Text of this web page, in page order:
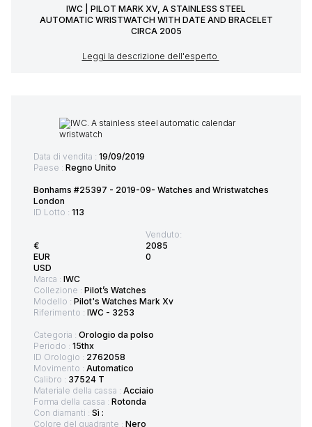
IWC | PILOT MARK XV, A STAINLESS STEEL
AUTOMATIC WRISTWATCH WITH DATE AND BRACELET
CIRCA 2005
Leggi la descrizione dell'esperto
Data di vendita : 19/09/2019
Paese : Regno Unito
Bonhams #25397 - 2019-09- Watches and Wristwatches
London
ID Lotto : 113
€
EUR
USD
Venduto:
2085
0
Marca : IWC
Collezione : Pilot’s Watches
Modello : Pilot's Watches Mark Xv
Riferimento : IWC - 3253
Categoria : Orologio da polso
Periodo : 15thx
ID Orologio : 2762058
Movimento : Automatico
Calibro : 37524 T
Materiale della cassa : Acciaio
Forma della cassa : Rotonda
Con diamanti : Sì :
Colore del quadrante : Nero